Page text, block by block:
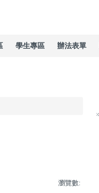
學生專區 辦法表單
瀏覽數: